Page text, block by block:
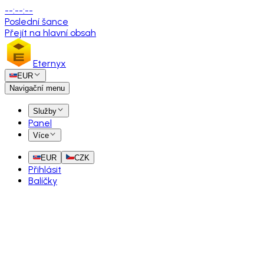
--:--:--
Poslední šance
Přejít na hlavní obsah
Eternyx
EUR
Navigační menu
Služby
Panel
Více
EUR CZK
Přihlásit
Balíčky